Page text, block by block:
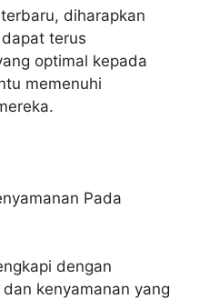
diharapkan
terus
optimal kepada
memenuhi
Pada
dengan
kenyamanan yang